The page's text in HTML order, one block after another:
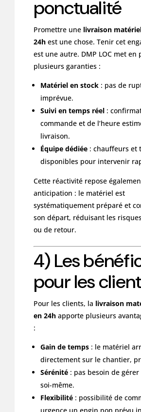
ponctualité
Promettre une livraison
24hest une chose. Tenir cet
est une autre. DMP LOC met en
plusieurs garanties :
Matériel en stock: pas de
imprévue.
Suivi en temps réel:
commande et de l’heure
livraison.
Équipe dédiée: chauffeurs et
disponibles pour intervenir
Cette réactivité repose
anticipation : le matériel est
systématiquement préparé et
son départ, réduisant les
ou de retour.
4) Les
pour les
Pour les clients, la livraison
en 24happorte plusieurs
:
Gain de temps: le matériel
directement sur le chantier,
Sérénité: pas besoin de
soi-même.
Flexibilité: possibilité de